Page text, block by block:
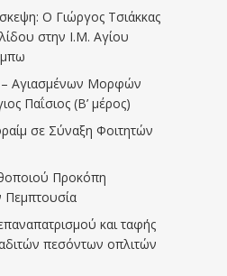
Ο Γιώργος Τσιάκκας
στην Ι.Μ. Αγίου
– Αγιασμένων Μορφών
Παΐσιος (Β’ μέρος)
σε Σύναξη Φοιτητών
Προκόπη
Πεμπτουσία
και ταφής
πεσόντων οπλιτών